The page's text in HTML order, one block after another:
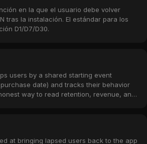
en la que el usuario debe volver
N tras la instalación. El estándar para los
D1/D7/D30.
users by a shared starting event
date) and tracks their behavior
way to read retention, revenue, and
at bringing lapsed users back to the app